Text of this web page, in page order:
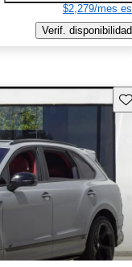
$2,279/mes
Verif. disponibilidad